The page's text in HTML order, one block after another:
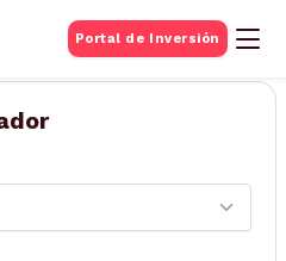
Portal de Inversión